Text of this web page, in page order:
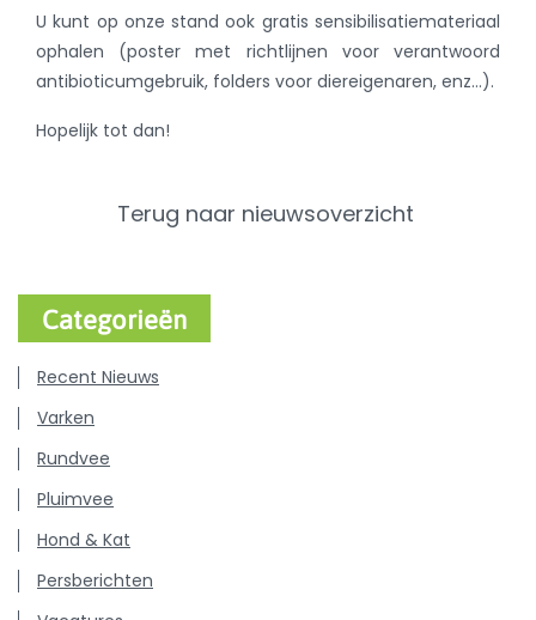
U kunt op onze stand ook gratis sensibilisatiemateriaal
ophalen (poster met richtlijnen voor verantwoord
antibioticumgebruik, folders voor diereigenaren, enz…).
Hopelijk tot dan!
Terug naar nieuwsoverzicht
Categorieën
Recent Nieuws
Varken
Rundvee
Pluimvee
Hond & Kat
Persberichten